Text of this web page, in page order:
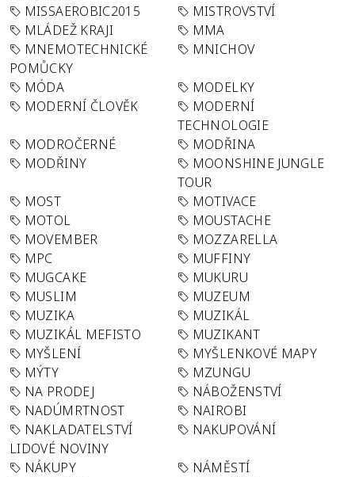
MISSAEROBIC2015
MISTROVSTVÍ
MLÁDEŽ KRAJI
MMA
MNEMOTECHNICKÉ
POMŮCKY
MNICHOV
MÓDA
MODELKY
MODERNÍ ČLOVĚK
MODERNÍ
TECHNOLOGIE
MODROČERNÉ
MODŘINA
MODŘINY
MOONSHINE JUNGLE
TOUR
MOST
MOTIVACE
MOTOL
MOUSTACHE
MOVEMBER
MOZZARELLA
MPC
MUFFINY
MUGCAKE
MUKURU
MUSLIM
MUZEUM
MUZIKA
MUZIKÁL
MUZIKÁL MEFISTO
MUZIKANT
MYŠLENÍ
MYŠLENKOVÉ MAPY
MÝTY
MZUNGU
NA PRODEJ
NÁBOŽENSTVÍ
NADÚMRTNOST
NAIROBI
NAKLADATELSTVÍ
LIDOVÉ NOVINY
NAKUPOVÁNÍ
NÁKUPY
NÁMĚSTÍ